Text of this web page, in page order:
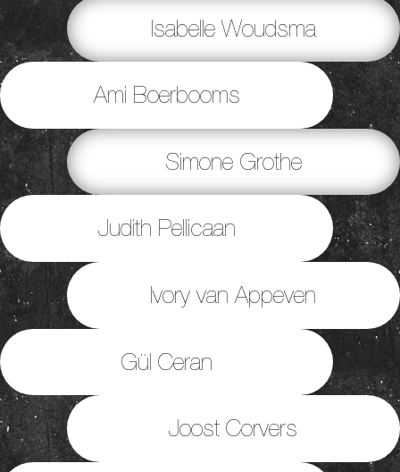
Isabelle Woudsma
Ami Boerbooms
Simone Grothe
Judith Pellicaan
Ivory van Appeven
Gül Ceran
Joost Corvers